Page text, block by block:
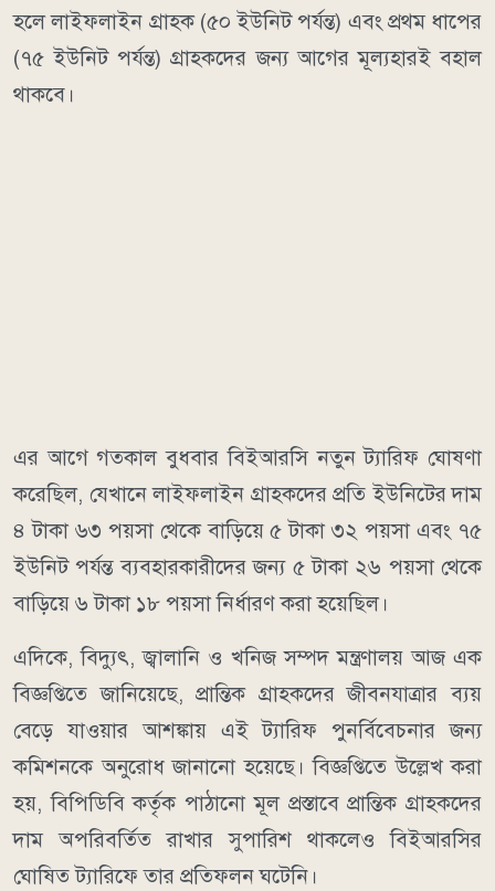
হলে লাইফলাইন গ্রাহক (৫০ ইউনিট পর্যন্ত) এবং প্রথম ধাপের
(৭৫ ইউনিট পর্যন্ত) গ্রাহকদের জন্য আগের মূল্যহারই বহাল
থাকবে।
এর আগে গতকাল বুধবার বিইআরসি নতুন ট্যারিফ ঘোষণা
করেছিল, যেখানে লাইফলাইন গ্রাহকদের প্রতি ইউনিটের দাম
৪ টাকা ৬৩ পয়সা থেকে বাড়িয়ে ৫ টাকা ৩২ পয়সা এবং ৭৫
ইউনিট পর্যন্ত ব্যবহারকারীদের জন্য ৫ টাকা ২৬ পয়সা থেকে
বাড়িয়ে ৬ টাকা ১৮ পয়সা নির্ধারণ করা হয়েছিল।
এদিকে, বিদ্যুৎ, জ্বালানি ও খনিজ সম্পদ মন্ত্রণালয় আজ এক
বিজ্ঞপ্তিতে জানিয়েছে, প্রান্তিক গ্রাহকদের জীবনযাত্রার ব্যয়
বেড়ে যাওয়ার আশঙ্কায় এই ট্যারিফ পুনর্বিবেচনার জন্য
কমিশনকে অনুরোধ জানানো হয়েছে। বিজ্ঞপ্তিতে উল্লেখ করা
হয়, বিপিডিবি কর্তৃক পাঠানো মূল প্রস্তাবে প্রান্তিক গ্রাহকদের
দাম অপরিবর্তিত রাখার সুপারিশ থাকলেও বিইআরসির
ঘোষিত ট্যারিফে তার প্রতিফলন ঘটেনি।